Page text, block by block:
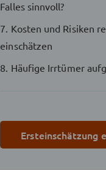
Falles sinnvoll?
7. Kosten und Risiken
einschätzen
8. Häufige Irrtümer
Ersteinschätzung